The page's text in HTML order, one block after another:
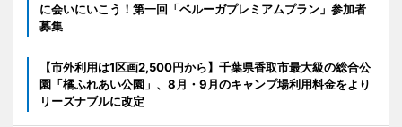
に会いにいこう！第一回「ベルーガプレミアムプラン」参加者
募集
【市外利用は1区画2,500円から】千葉県香取市最大級の総合公
園「橘ふれあい公園」、8月・9月のキャンプ場利用料金をより
リーズナブルに改定